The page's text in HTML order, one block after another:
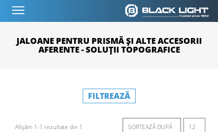
JALOANE PENTRU PRISMĂ ȘI ALTE ACCESORII
AFERENTE - SOLUȚII TOPOGRAFICE
FILTREAZĂ
Afișăm 1-1 rezultate din 1